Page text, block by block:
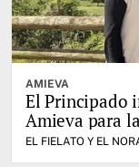
AMIEVA
El Principado
Amieva para
EL FIELATO Y EL